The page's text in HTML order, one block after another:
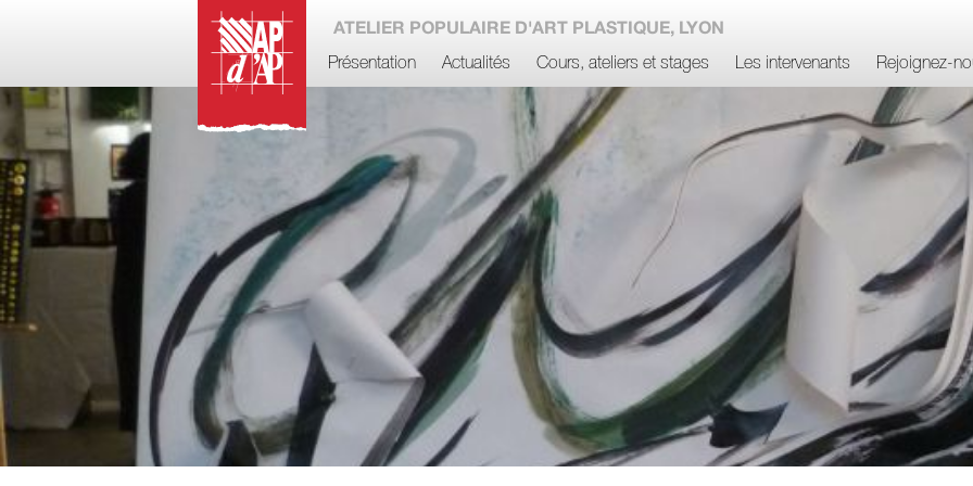
ATELIER POPULAIRE D'ART PLASTIQUE, LYON
Présentation Actualités Cours, ateliers et stages Les intervenants Rejoignez-